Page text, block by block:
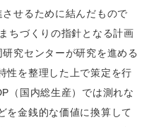
せるために結んだもので
ちづくりの指針となる計画
究センターが研究を進める
性を整理した上で策定を行
（国内総生産）では測れな
を金銭的な価値に換算して